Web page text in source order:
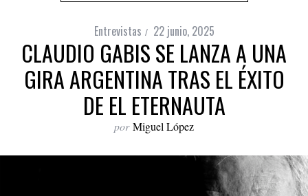
Entrevistas 22 junio, 2025
CLAUDIO GABIS SE LANZA A UNA
GIRA ARGENTINA TRAS EL ÉXITO
DE EL ETERNAUTA
por Miguel López